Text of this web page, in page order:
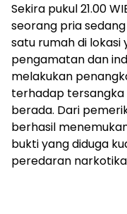
Sekira pukul 21.00
seorang pria
satu rumah di lokasi
pengamatan dan
melakukan
terhadap
berada. Dari
berhasil
bukti yang diduga
peredaran